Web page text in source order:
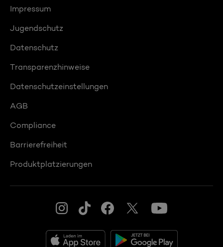
Impressum
Jugendschutz
Datenschutz
Transparenzhinweise
Datenschutzeinstellungen
AGB
Compliance
Barrierefreiheit
Produktplatzierungen